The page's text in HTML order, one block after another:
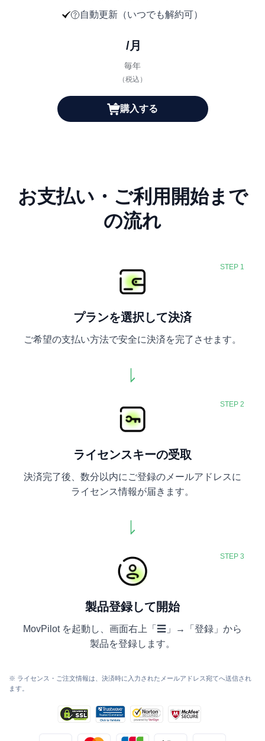
自動更新（いつでも解約可）
/月
毎年
（税込）
購入する
お支払い・ご利用開始まで
の流れ
STEP 1
プランを選択して決済
ご希望の支払い方法で安全に決済を完了させます。
STEP 2
ライセンスキーの受取
決済完了後、数分以内にご登録のメールアドレスに
ライセンス情報が届きます。
STEP 3
製品登録して開始
MovPilot を起動し、画面右上「☰」→「登録」から
製品を登録します。
※ ライセンス・ご注文情報は、決済時に入力されたメールアドレス宛てへ送信され
ます。